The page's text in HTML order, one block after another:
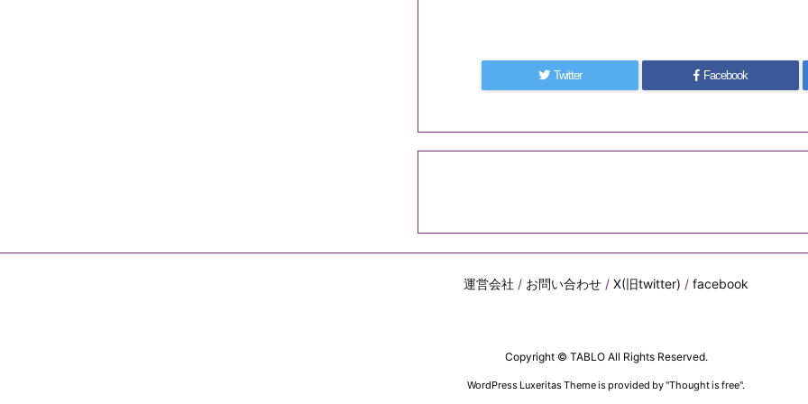
Twitter Facebook
運営会社 / お問い合わせ/ X(旧twitter) / facebook
Copyright © TABLOAll Rights Reserved.
WordPress Luxeritas Theme is provided by "Thought is free".